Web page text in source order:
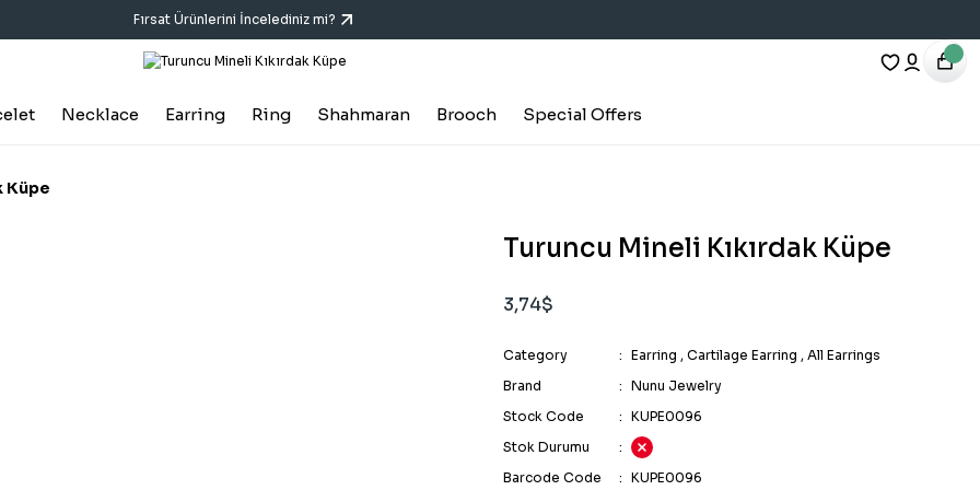
Fırsat Ürünlerini İncelediniz mi?
Necklace Earring Ring Shahmaran Brooch Special Offers
Küpe
Turuncu Mineli Kıkırdak Küpe
3,74$
Category Earring , Cartilage Earring , All Earrings
Brand
Nunu Jewelry
Stock Code
KUPE0096
Stok Durumu
Barcode Code
KUPE0096